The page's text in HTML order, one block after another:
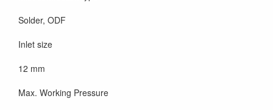
Solder, ODF
Inlet size
12 mm
Max. Working Pressure